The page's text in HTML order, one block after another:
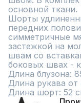
основной ткани.
Шорты
передних
симметричные
застежкой на
швам со
боковых швах -
Длина блузона:
Длина рукава
Длина шорт: 52